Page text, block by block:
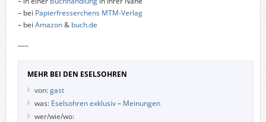
– bei Papierfresserchens MTM-Verlag
– bei Amazon& buch.de
–––
MEHR BEI DEN ESELSOHREN
von:gast
was: Eselsohren exklusiv– Meinungen
wer/wie/wo: